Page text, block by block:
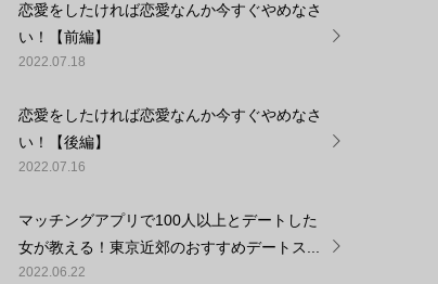
恋愛をしたければ恋愛なんか今すぐやめなさ
い！【前編】
2022.07.18
恋愛をしたければ恋愛なんか今すぐやめなさ
い！【後編】
2022.07.16
マッチングアプリで100人以上とデートした
女が教える！東京近郊のおすすめデートス...
2022.06.22